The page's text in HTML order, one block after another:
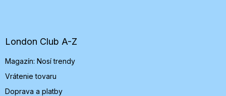
e
London Club A-Z
Magazín: Nosí trendy
Vrátenie tovaru
Doprava a platby